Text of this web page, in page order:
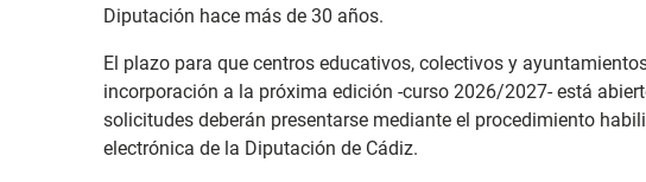
Diputación hace más de 30 años.
El plazo para que centros educativos, colectivos y
incorporación a la próxima edición -curso 2026/2027- está
solicitudes deberán presentarse mediante el procedimiento
electrónica de la Diputación de Cádiz.